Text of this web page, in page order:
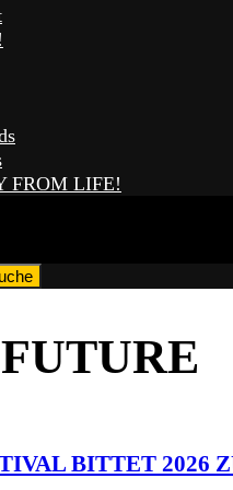
FROM LIFE!
BITTET 2026